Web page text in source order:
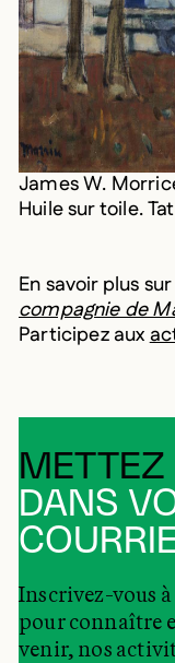
James W.
Huile sur toile.
En savoir plus
compagnie de
Participez aux
METTEZ
DANS
Inscrivez-vous
pour connaître
venir, nos